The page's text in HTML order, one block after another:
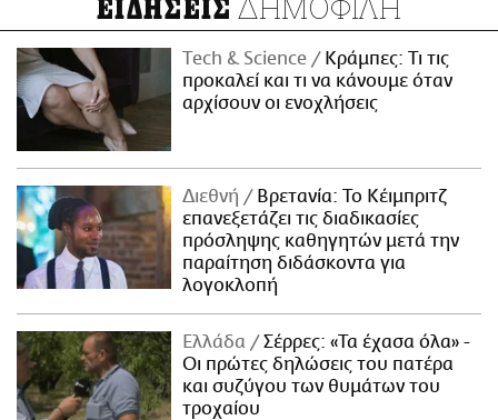
ΕΙΔΗΣΕΙΣ
Τech & Science
Κράμπες: Τι τις
προκαλεί και τι να κάνουμε όταν
αρχίσουν οι ενοχλήσεις
Διεθνή
Βρετανία: Το Κέιμπριτζ
επανεξετάζει τις διαδικασίες
πρόσληψης καθηγητών μετά την
παραίτηση διδάσκοντα για
λογοκλοπή
Ελλάδα
Σέρρες: «Τα έχασα όλα» -
Οι πρώτες δηλώσεις του πατέρα
και συζύγου των θυμάτων του
τροχαίου